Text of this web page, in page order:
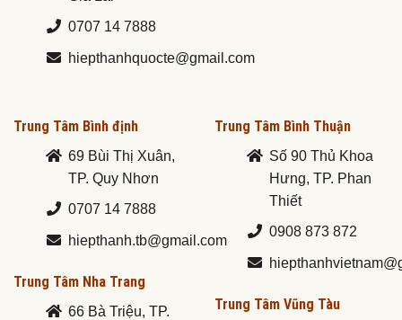
0707 14 7888
hiepthanhquocte@gmail.com
Trung Tâm Bình định
69 Bùi Thị Xuân,
TP. Quy Nhơn
0707 14 7888
hiepthanh.tb@gmail.com
Trung Tâm Nha Trang
66 Bà Triệu, TP.
Trung Tâm Bình Thuận
Số 90 Thủ Khoa
Hưng, TP. Phan
Thiết
0908 873 872
Trung Tâm Vũng Tàu